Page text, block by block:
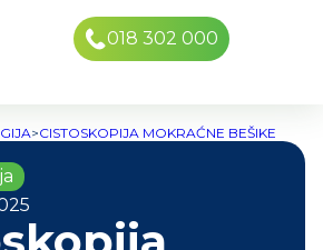
018 302 000
>CISTOSKOPIJA MOKRAĆNE BEŠIKE